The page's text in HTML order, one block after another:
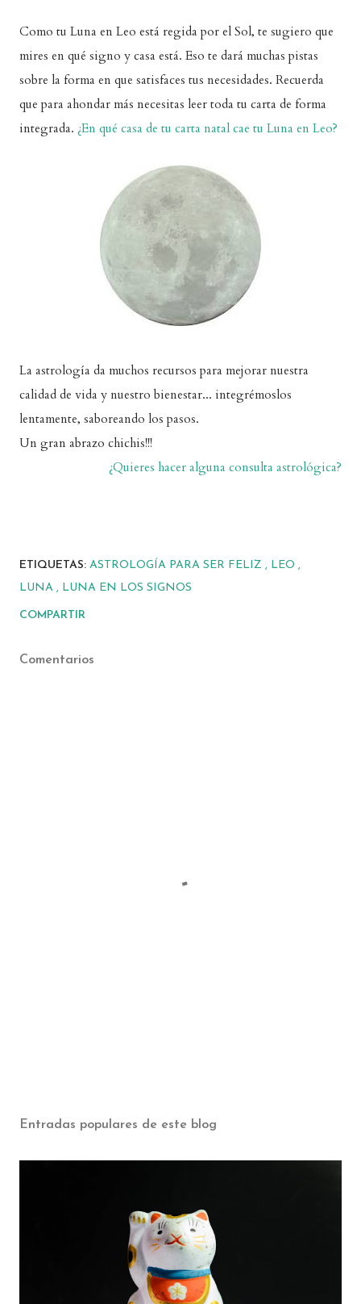
Como tu Luna en Leo está regida por el Sol, te sugiero que
mires en qué signo y casa está. Eso te dará muchas pistas
sobre la forma en que satisfaces tus necesidades. Recuerda
que para ahondar más necesitas leer toda tu carta de forma
integrada. ¿En qué casa de tu carta natal cae tu Luna en Leo?
La astrología da muchos recursos para mejorar nuestra
calidad de vida y nuestro bienestar... integrémoslos
lentamente, saboreando los pasos.
Un gran abrazo chichis!!!
¿Quieres hacer alguna consulta astrológica?
ETIQUETAS: ASTROLOGÍA PARA SER FELIZ
LEO
LUNA
LUNA EN LOS SIGNOS
COMPARTIR
Comentarios
Entradas populares de este blog